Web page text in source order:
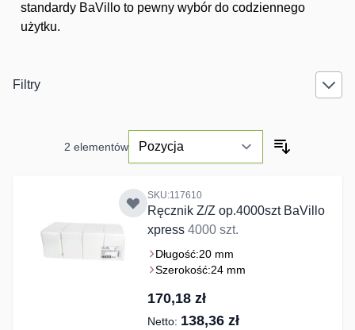
standardy BaVillo to pewny wybór do codziennego
użytku.
Filtry
2 elementów
SKU:117610
Ręcznik Z/Z op.4000szt BaVillo
xpress 4000 szt.
Długość:20 mm
Szerokość:24 mm
170,18 zł
138,36 zł